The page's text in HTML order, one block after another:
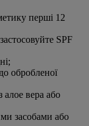
перші 12
SPF
обробленої
алое вера або
засобами або